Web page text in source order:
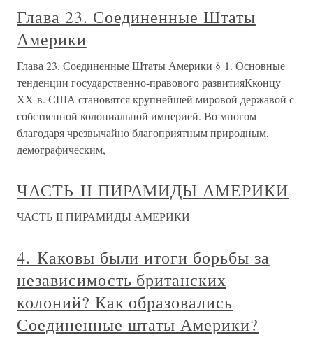
Глава 23. Соединенные Штаты
Америки
Глава 23. Соединенные Штаты Америки § 1. Основные
тенденции государственно-правового развитияКконцу
XX в. США становятся крупнейшей мировой державой с
собственной колониальной империей. Во многом
благодаря чрезвычайно благоприятным природным,
демографическим,
ЧАСТЬ II ПИРАМИДЫ АМЕРИКИ
ЧАСТЬ II ПИРАМИДЫ АМЕРИКИ
4. Каковы были итоги борьбы за
независимость британских
колоний? Как образовались
Соединенные штаты Америки?